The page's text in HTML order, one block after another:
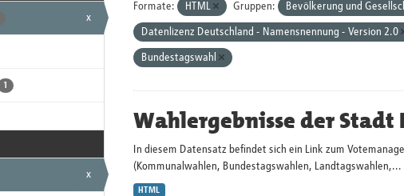
x
1
x
Formate: HTML Gruppen: Bevölkerung und
Datenlizenz Deutschland - Namensnennung - Version 2.0
Bundestagswahl
Wahlergebnisse der Stadt
In diesem Datensatz befindet sich ein Link zum
(Kommunalwahlen, Bundestagswahlen, Landtagswahlen,...
HTML